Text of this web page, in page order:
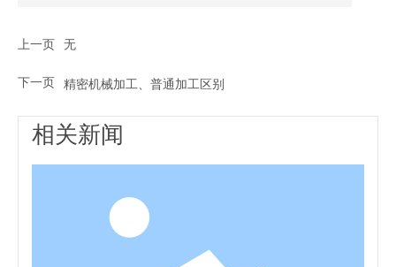
上一页 无
下一页 精密机械加工、普通加工区别
相关新闻